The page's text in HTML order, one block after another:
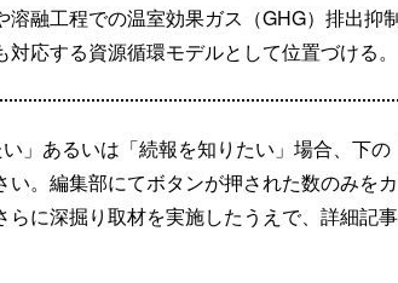
溶融工程での温室効果ガス（GHG）排出抑
応する資源循環モデルとして位置づける。
」あるいは「続報を知りたい」場合、下の
。編集部にてボタンが押された数のみをカ
らに深掘り取材を実施したうえで、詳細記